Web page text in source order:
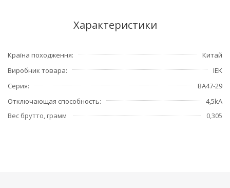
Характеристики
Країна походження
Китай
Виробник товара
IEK
Серия
ВА47-29
Отключающая способность
4,5kA
Вес брутто, грамм
0,305